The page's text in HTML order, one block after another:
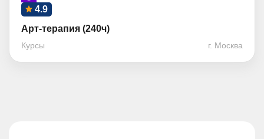
4.9
Арт-терапия (240ч)
Курсы г. Москва